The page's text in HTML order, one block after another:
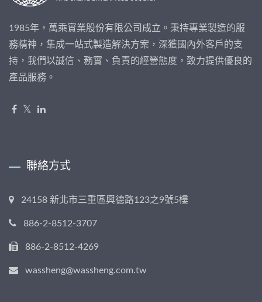
1985年，萬乘實業股份有限公司成立。秉持專業製造的服
務精神，集成一站式製造解決方案，深獲國內外客戶的支
持，我們以誠信、務實、負責的經營態度，致力提供優良的
產品服務。
聯絡方式
24158 新北市三重區興德路123之9號5樓
886-2-8512-3707
886-2-8512-4269
wassheng@wassheng.com.tw